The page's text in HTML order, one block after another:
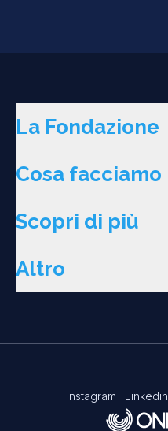
La Fondazione
Cosa facciamo
Scopri di più
Altro
Instagram Linkedin